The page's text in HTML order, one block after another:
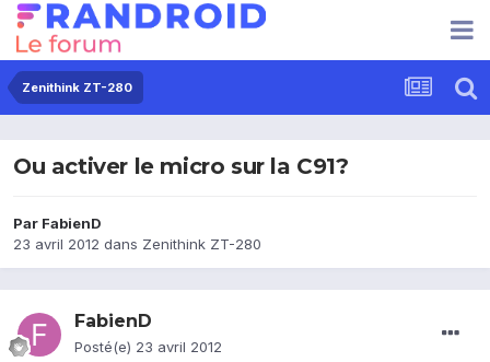
Zenithink ZT-280
Ou activer le micro sur la C91?
Par FabienD
23 avril 2012 dans Zenithink ZT-280
FabienD
Posté(e) 23 avril 2012